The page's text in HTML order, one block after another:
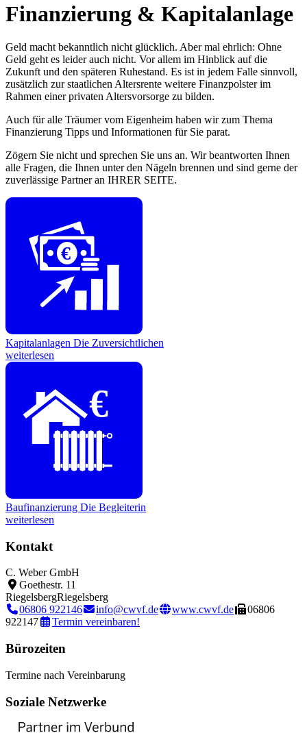
Finanzierung & Kapitalanlage
Geld macht bekanntlich nicht glücklich. Aber mal ehrlich: Ohne
Geld geht es leider auch nicht. Vor allem im Hinblick auf die
Zukunft und den späteren Ruhestand. Es ist in jedem Falle sinnvoll,
zusätzlich zur staatlichen Altersrente weitere Finanzpolster im
Rahmen einer privaten Altersvorsorge zu bilden.
Auch für alle Träumer vom Eigenheim haben wir zum Thema
Finanzierung Tipps und Informationen für Sie parat.
Zögern Sie nicht und sprechen Sie uns an. Wir beantworten Ihnen
alle Fragen, die Ihnen unter den Nägeln brennen und sind gerne der
zuverlässige Partner an IHRER SEITE.
€
Kapitalanlagen Die Zuversichtlichen
weiterlesen
€
Baufinanzierung Die Begleiterin
weiterlesen
Kontakt
C. Weber GmbH
Goethestr. 11
RiegelsbergRiegelsberg
06806 922146
info@cwvf.de www.cwvf.de
06806
922147
Termin vereinbaren!
Bürozeiten
Termine nach Vereinbarung
Soziale Netzwerke